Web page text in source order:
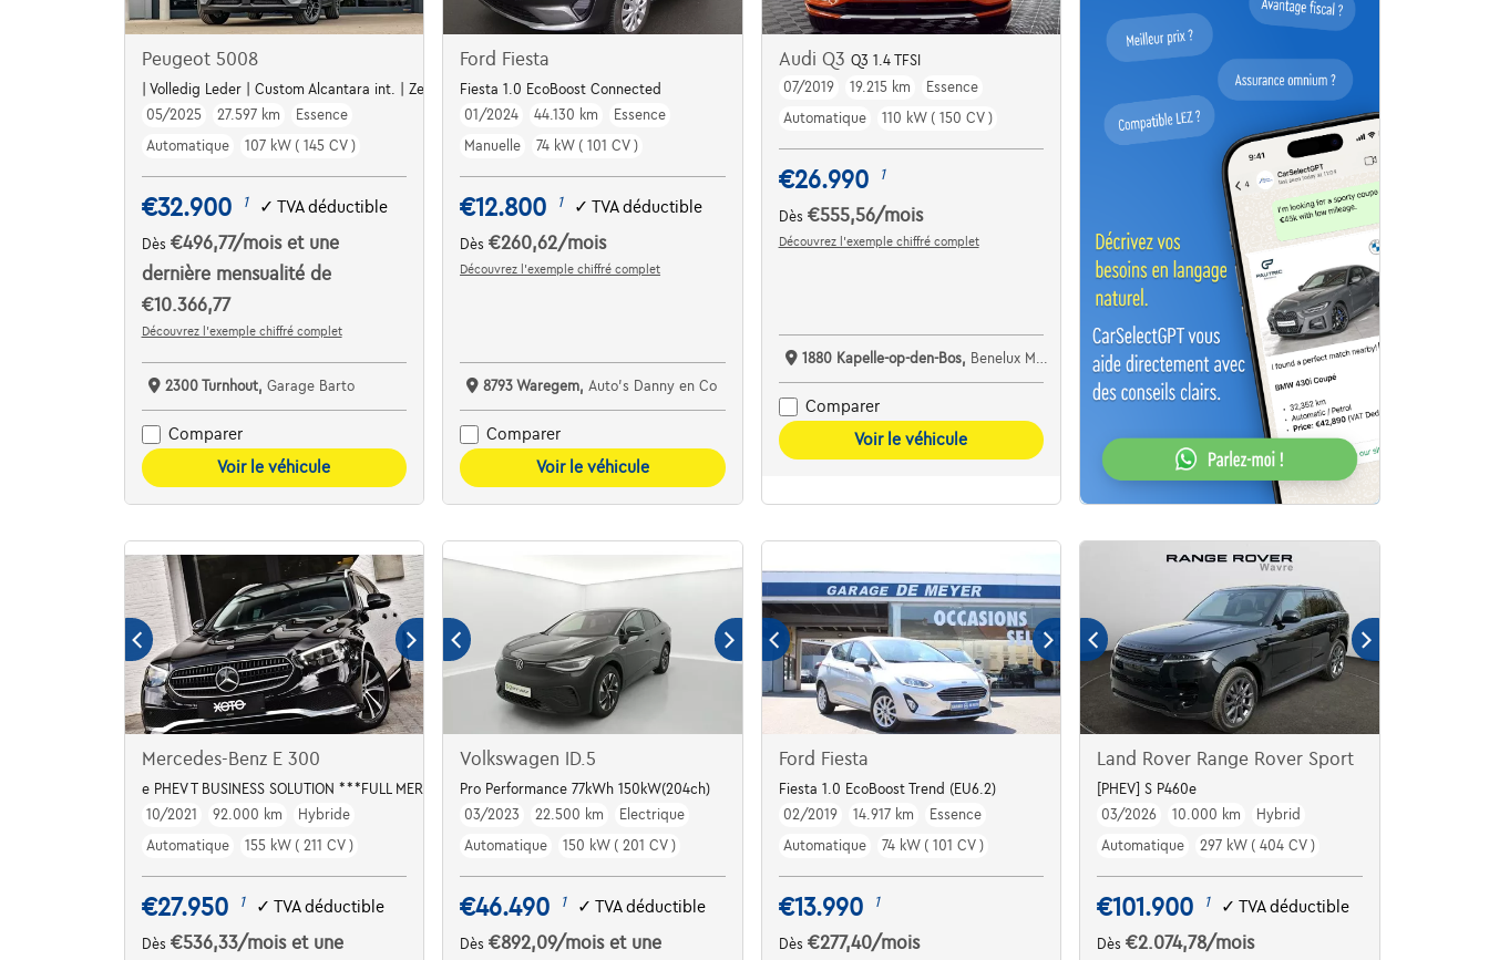
Peugeot 5008
| Volledig Leder | Custom Alcantara int. | Zetelverw. | Dodehoekdet. | Parkeersens. va | Navi | ...
05/2025
27.597 km
Essence
Automatique
107 kW ( 145 CV )
€32.900 1 ✓ TVA déductible
Dès €496,77/mois et une
dernière mensualité de
€10.366,77
Découvrez l’exemple chiffré complet
2300 Turnhout, Garage Barto
Comparer
Voir le véhicule
Ford Fiesta
Fiesta 1.0 EcoBoost Connected
01/2024
44.130 km
Essence
Manuelle
74 kW ( 101 CV )
€12.800 1 ✓TVA déductible
Dès€260,62/mois
Découvrez l’exemple chiffré complet
8793 Waregem, Auto's Danny en Co
Comparer
Voir le véhicule
Audi Q3 Q3 1.4 TFSI
07/2019
19.215 km
Essence
Automatique
110 kW ( 150 CV )
€26.990 1
Dès €555,56/mois
Découvrez l’exemple chiffré complet
1880 Kapelle-op-den-Bos, Benelux Motors
Comparer
Voir le véhicule
Mercedes-Benz E 300
e PHEV T BUSINESS SOLUTION ***FULL MERCEDES HISTORY / VAT REFUNDABLE***
10/2021
92.000 km
Hybride
Automatique
155 kW ( 211 CV )
€27.950 1 ✓ TVA déductible
Dès €536,33/mois et une
Volkswagen ID.5
Pro Performance 77kWh 150kW(204ch)
03/2023
22.500 km
Electrique
Automatique
150 kW ( 201 CV )
€46.490 1 ✓TVA déductible
Dès€892,09/moiset une
Ford Fiesta
Fiesta 1.0 EcoBoost Trend (EU6.2)
02/2019
14.917 km
Essence
Automatique
74 kW ( 101 CV )
€13.990 1
Dès €277,40/mois
Land Rover Range Rover Sport
[PHEV] S P460e
03/2026
10.000 km
Hybrid
Automatique
297 kW ( 404 CV )
€101.900 1 ✓TVA déductible
Dès€2.074,78/mois